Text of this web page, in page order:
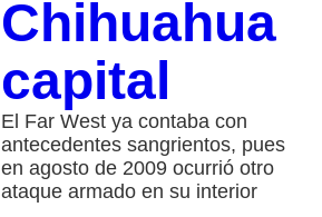
Chihuahua
capital
El Far West ya contaba con
antecedentes sangrientos, pues
en agosto de 2009 ocurrió otro
ataque armado en su interior